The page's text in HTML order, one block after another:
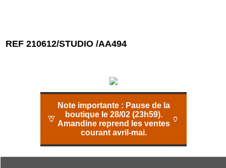
REF 210612/STUDIO /AA494
🦒
Note importante : Pause de la
boutique le 28/02 (23h59).
Amandine reprend les ventes
courant avril-mai.
🏺